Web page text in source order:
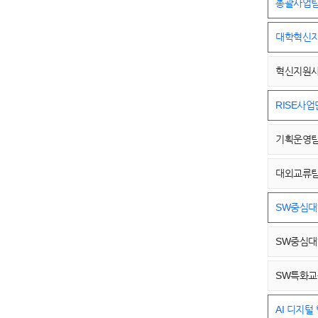
총괄사업
대학혁신
혁신지원
RISE사업
기획운영
대외교류
SW중심
SW중심
SW특화
AI 디지털